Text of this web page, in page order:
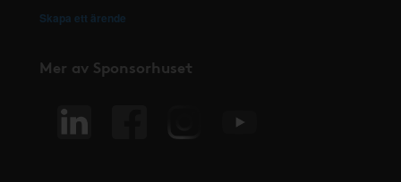
Skapa ett ärende
Mer av Sponsorhuset